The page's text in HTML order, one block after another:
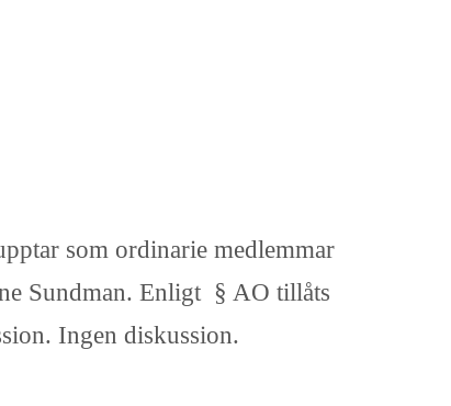
som ordinarie medlemmar
Sundman. Enligt § AO tillåts
Ingen diskussion.